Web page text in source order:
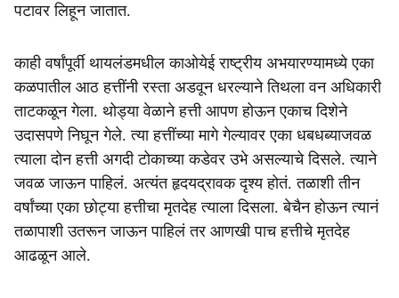
पटावर लिहून जातात.
काही वर्षांपूर्वी थायलंडमधील काओयेई राष्ट्रीय अभयारण्यामध्ये एका
कळपातील आठ हत्तींनी रस्ता अडवून धरल्याने तिथला वन अधिकारी
ताटकळून गेला. थोड्या वेळाने हत्ती आपण होऊन एकाच दिशेने
उदासपणे निघून गेले. त्या हत्तींच्या मागे गेल्यावर एका धबधब्याजवळ
त्याला दोन हत्ती अगदी टोकाच्या कडेवर उभे असल्याचे दिसले. त्याने
जवळ जाऊन पाहिलं. अत्यंत हृदयद्रावक दृश्य होतं. तळाशी तीन
वर्षांच्या एका छोट्या हत्तीचा मृतदेह त्याला दिसला. बेचैन होऊन त्यानं
तळापाशी उतरून जाऊन पाहिलं तर आणखी पाच हत्तीचे मृतदेह
आढळून आले.